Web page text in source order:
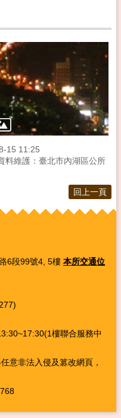
15 11:25
料維護：臺北市內湖區公所
回上一頁
6段99號4, 5樓 本所交通位
樓聯合服務中
意非法入侵及篡改網頁，